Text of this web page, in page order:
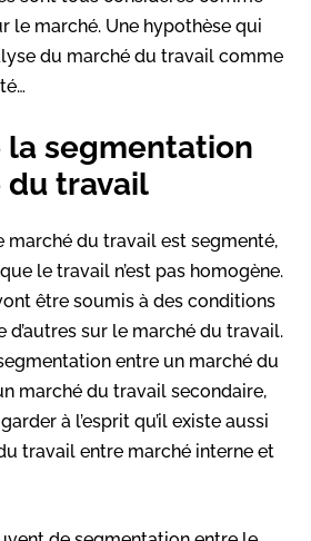
le marché. Une hypothèse qui
du marché du travail comme
la segmentation
du travail
marché du travail est segmenté,
le travail n’est pas homogène.
être soumis à des conditions
d’autres sur le marché du travail.
entre un marché du
marché du travail secondaire,
à l’esprit qu’il existe aussi
travail entre marché interne et